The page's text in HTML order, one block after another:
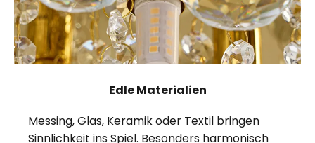
Edle Materialien
Messing, Glas, Keramik oder Textil bringen
Sinnlichkeit ins Spiel. Besonders harmonisch